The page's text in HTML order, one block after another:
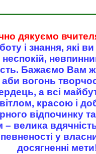
дякуємо
і знання, які
неспокій,
Бажаємо Вам
вогонь
а всі
красою і
відпочинку
– велика
у
досягненні